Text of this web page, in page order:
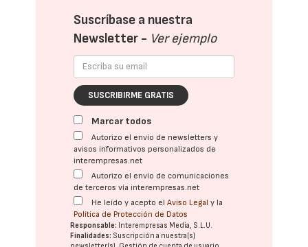
Suscríbase a nuestra
Newsletter - Ver ejemplo
SUSCRIBIRME GRATIS
Marcar todos
Autorizo el envío de newsletters y
avisos informativos personalizados de
interempresas.net
Autorizo el envío de comunicaciones
de terceros vía interempresas.net
He leído y acepto elAviso Legal y la
Política de Protección de Datos
Responsable: Interempresas Media, S.L.U.
Finalidades: Suscripción a nuestra(s)